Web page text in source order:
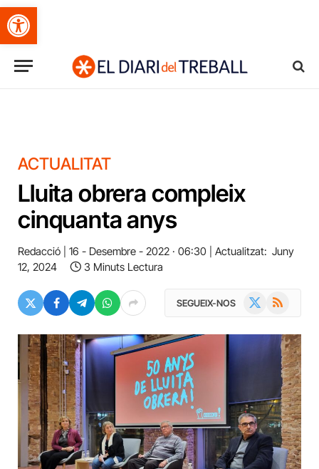
Obre la barra d'eines
ACTUALITAT
Lluita obrera compleix
cinquanta anys
Redacció 16 - Desembre - 2022 · 06:30 Actualitzat: Juny
12, 2024
3 Minuts Lectura
SEGUEIX-NOS RSS